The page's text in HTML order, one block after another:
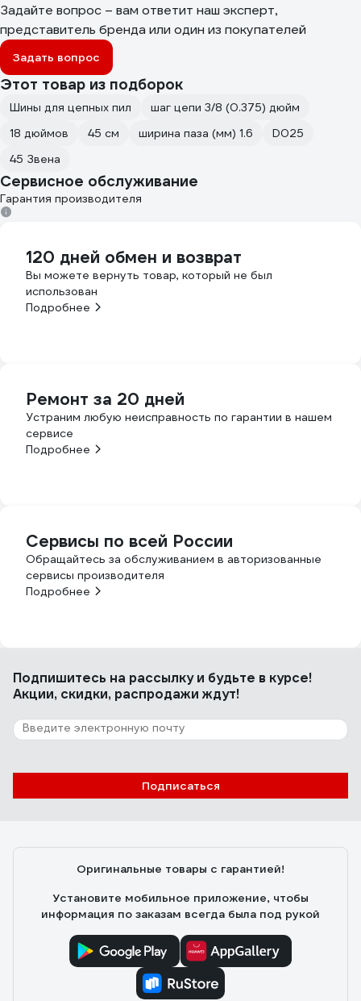
Задайте вопрос – вам ответит наш эксперт,
представитель бренда или один из покупателей
Задать вопрос
Этот товар из подборок
Шины для цепных пил
шаг цепи 3/8 (0.375) дюйм
18 дюймов
45 см ширина паза (мм) 1.6
D025
45 Звена
Сервисное обслуживание
Гарантия производителя
120 дней обмен и возврат
Вы можете вернуть товар, который не был
использован
Подробнее
Ремонт за 20 дней
Устраним любую неисправность по гарантии в нашем
сервисе
Подробнее
Сервисы по всей России
Обращайтесь за обслуживанием в авторизованные
сервисы производителя
Подробнее
Подпишитесь на рассылкуи будьте в курсе!
Акции, скидки, распродажи ждут!
Подписаться
Оригинальные товары с гарантией!
Установите мобильное приложение, чтобы
информация по заказам всегда была под рукой